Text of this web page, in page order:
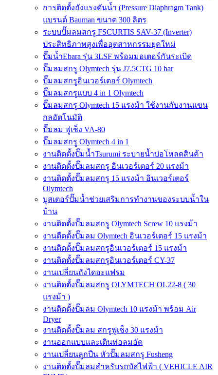
การติดตั้งถังแรงดันน้ำ (Pressure Diaphragm Tank)
แบรนด์ Bauman ขนาด 300 ลิตร
ระบบปั๊มลมสกรู FSCURTIS SAV-37 (Inverter)
ประสิทธิภาพสูงเพื่ออุตสาหกรรมยุคใหม่
ปั๊มน้ำEbara รุ่น 3LSF พร้อมมอเตอร์กันระเบิด
ปั๊มลมสกรู Olymtech รุ่น J7.5CTG 10 bar
ปั๊มลมสกรูอินเวอร์เตอร์ Olymtech
ปั๊มลมสกรูแบบ 4 in 1 Olymtech
ปั๊มลมสกรู Olymtech 15 แรงม้า ใช้งานกับงานแขน
กลอัตโนมัติ
ปั๊มลม ฟูเช็ง VA-80
ปั๊มลมสกรู Olymtech 4 in 1
งานติดตั้งปั๊มน้ำTsurumi ระบายน้ำบ่อโหลดสินค้า
งานติดตั้งปั๊มลมสกรู อินเวอร์เตอร์ 20 แรงม้า
งานติดตั้งปั๊มลมสกรู 15 แรงม้า อินเวอร์เตอร์
Olymtech
บูสเตอร์ปั๊มน้ำช่วยเสริมการทำงานของระบบน้ำใน
บ้าน
งานติดตั้งปั๊มลมสกรู Olymtech Screw 10 แรงม้า
งานตืดตั้งปั๊มลม Olymtech อินเวอร์เตอร์ 15 แรงม้า
งานติดตั้งปั๊มลมสกรูอินเวอร์เตอร์ 15 แรงม้า
งานติดตั้งปั๊มลมสกรูอินเวอร์เตอร์ CY-37
งานเปลี่ยนถังไดอะแฟรม
งานติดตั้งปั๊มลมสกรู OLYMTECH OL22-8 ( 30
แรงม้า )
งานติดตั้งปั๊มลม Olymtech 10 แรงม้า พร้อม Air
Dryer
งานติดตั้งปั๊มลม สกรูฟูเช็ง 30 แรงม้า
งานออกแบบและเดินท่อลมอัด
งานเปลี่ยนลูกปืน หัวปั๊มลมสกรู Fusheng
งานติดตั้งปั๊มลมสำหรับรถบัสไฟฟ้า ( VEHICLE AIR